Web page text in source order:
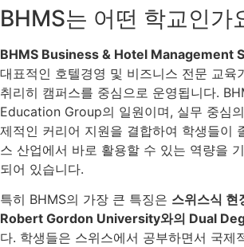
BHMS는 어떤 학교인가
BHMS Business & Hotel Management
대표적인 호텔경영 및 비즈니스 전문 교육
취리히 캠퍼스를 중심으로 운영됩니다.
Education Group의 일원이며, 실무 중심
제적인 커리어 지원을 결합하여 학생들이
스 산업에서 바로 활용할 수 있는 역량을
되어 있습니다.
특히 BHMS의 가장 큰 특징은 스위스식 현
Robert Gordon University와의 Dual
다. 학생들은 스위스에서 공부하면서 국제